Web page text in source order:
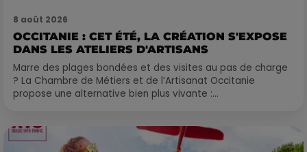
8 août 2026
OCCITANIE : CET ÉTÉ, LA CRÉATION S'EXPOSE
DANS LES ATELIERS D'ARTISANS
Marre des plages bondées et des visites au pas de charge
? La Chambre de Métiers et de l’Artisanat Occitanie
propose une alternative bien plus vivante :...